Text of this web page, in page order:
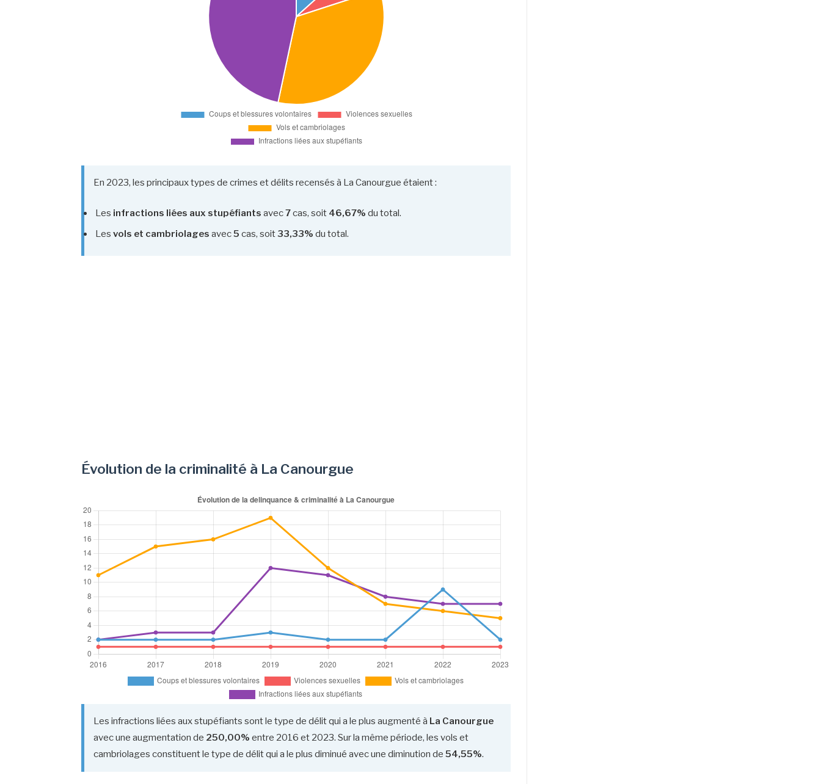
En 2023, les principaux types de crimes et délits recensés à La Canourgue étaient :
Les infractions liées aux stupéfiants avec7cas, soit 46,67% du total.
Les vols et cambriolages avec5 cas, soit33,33% du total.
Évolution de la criminalité à La Canourgue
Les infractions liées aux stupéfiants sont le type de délit qui a le plus augmenté à La Canourgue
avec une augmentation de 250,00% entre 2016 et 2023. Sur la même période, les vols et
cambriolages constituent le type de délit qui a le plus diminué avec une diminution de 54,55%.